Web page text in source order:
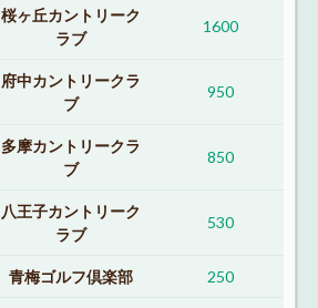
桜ヶ丘カントリーク
ラブ
1600
府中カントリークラ
ブ
950
多摩カントリークラ
ブ
850
八王子カントリーク
ラブ
530
青梅ゴルフ倶楽部 250